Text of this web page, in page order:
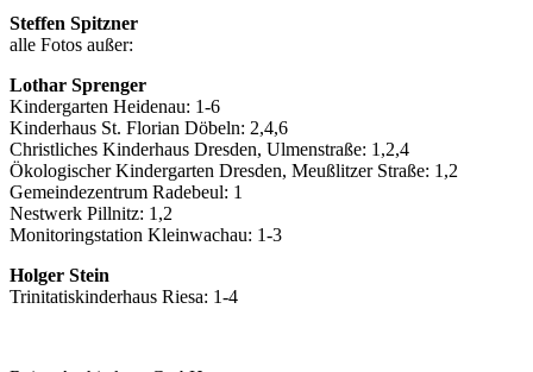
Steffen Spitzner
alle Fotos außer:
Lothar Sprenger
Kindergarten Heidenau: 1-6
Kinderhaus St. Florian Döbeln: 2,4,6
Christliches Kinderhaus Dresden, Ulmenstraße: 1,2,4
Ökologischer Kindergarten Dresden, Meußlitzer Straße: 1,2
Gemeindezentrum Radebeul: 1
Nestwerk Pillnitz: 1,2
Monitoringstation Kleinwachau: 1-3
Holger Stein
Trinitatiskinderhaus Riesa: 1-4